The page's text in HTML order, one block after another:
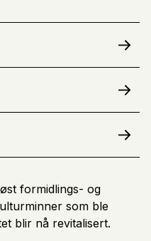
formidlings- og
som ble
blir nå revitalisert.